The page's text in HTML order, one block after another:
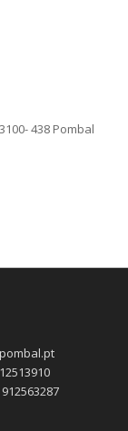
438 Pombal
912563287